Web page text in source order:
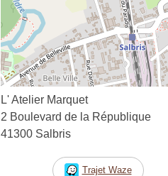
L' Atelier Marquet
2 Boulevard de la République
41300 Salbris
Trajet Waze